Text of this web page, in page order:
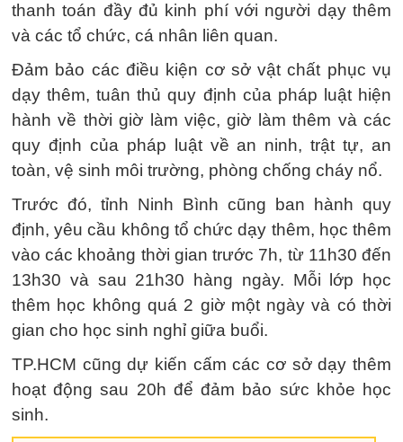
thanh toán đầy đủ kinh phí với người dạy thêm
và các tổ chức, cá nhân liên quan.
Đảm bảo các điều kiện cơ sở vật chất phục vụ
dạy thêm, tuân thủ quy định của pháp luật hiện
hành về thời giờ làm việc, giờ làm thêm và các
quy định của pháp luật về an ninh, trật tự, an
toàn, vệ sinh môi trường, phòng chống cháy nổ.
Trước đó, tỉnh Ninh Bình cũng ban hành quy
định, yêu cầu không tổ chức dạy thêm, học thêm
vào các khoảng thời gian trước 7h, từ 11h30 đến
13h30 và sau 21h30 hàng ngày. Mỗi lớp học
thêm học không quá 2 giờ một ngày và có thời
gian cho học sinh nghỉ giữa buổi.
TP.HCM cũng dự kiến cấm các cơ sở dạy thêm
hoạt động sau 20h để đảm bảo sức khỏe học
sinh.